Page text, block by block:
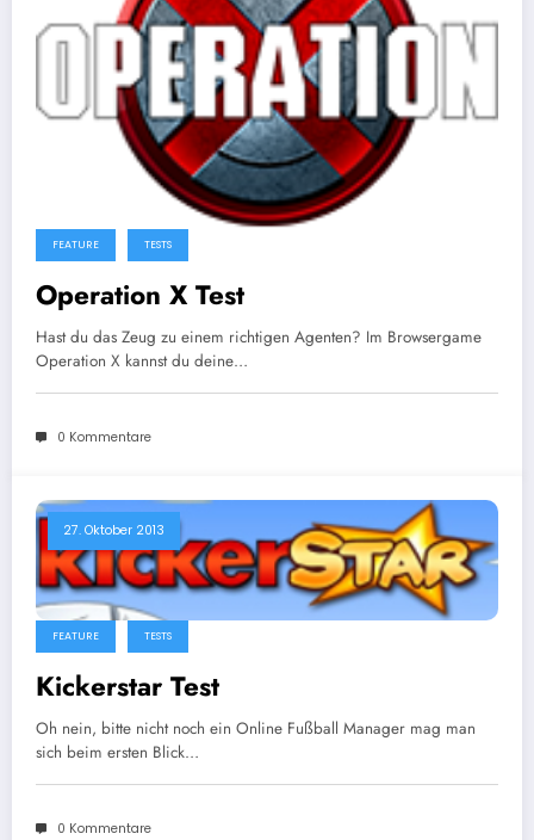
FEATURE TESTS
Operation X Test
Hast du das Zeug zu einem richtigen Agenten? Im Browsergame
Operation X kannst du deine…
0 Kommentare
27. Oktober 2013
FEATURE TESTS
Kickerstar Test
Oh nein, bitte nicht noch ein Online Fußball Manager mag man
sich beim ersten Blick…
0 Kommentare